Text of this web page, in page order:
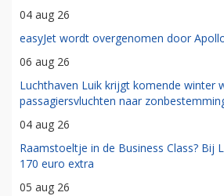
04 aug 26
easyJet wordt overgenomen door
06 aug 26
Luchthaven Luik krijgt komende winter
passagiersvluchten naar
04 aug 26
Raamstoeltje in de Business Class? Bij
170 euro extra
05 aug 26